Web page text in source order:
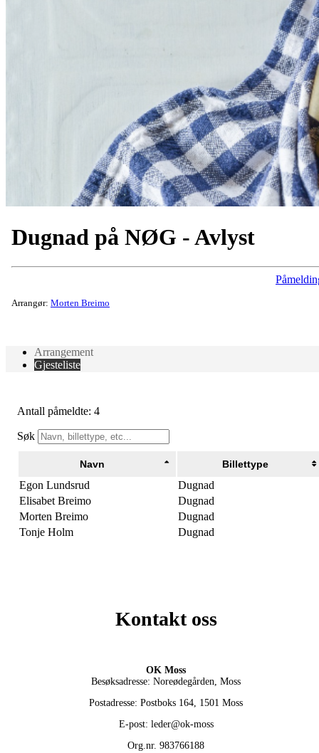
Dugnad på NØG - Avlyst
Arrangør: Morten Breimo
Arrangement
Gjesteliste
Antall påmeldte: 4
Søk
Navn Billettype
Egon Lundsrud
Dugnad
Elisabet Breimo
Dugnad
Morten Breimo
Dugnad
Tonje Holm
Dugnad
Kontakt oss
OK Moss
Besøksadresse: Noreødegården, Moss
Postadresse: Postboks 164, 1501 Moss
E-post: leder@ok-moss
Org.nr. 983766188